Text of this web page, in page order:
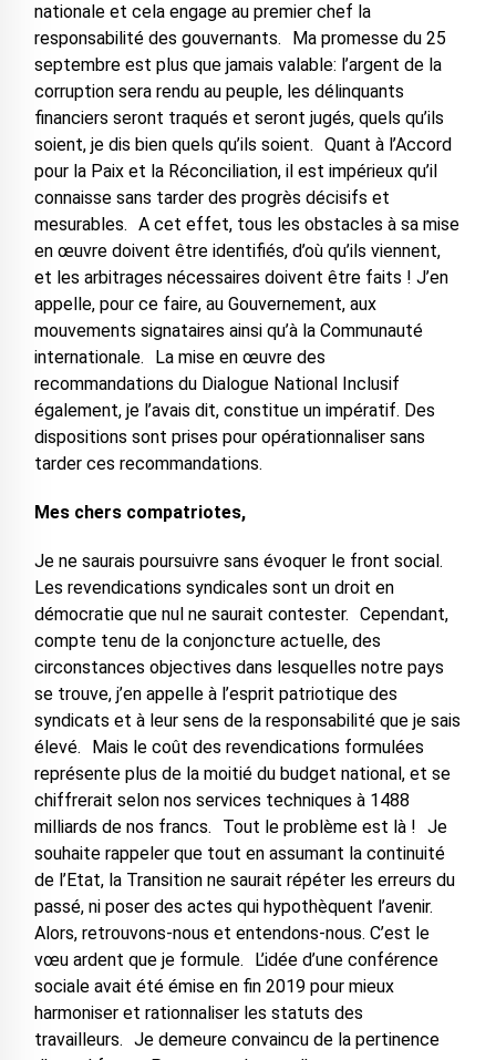
nationale et cela engage au premier chef la
responsabilité des gouvernants. Ma promesse du 25
septembre est plus que jamais valable: l’argent de la
corruption sera rendu au peuple, les délinquants
financiers seront traqués et seront jugés, quels qu’ils
soient, je dis bien quels qu’ils soient. Quant à l’Accord
pour la Paix et la Réconciliation, il est impérieux qu’il
connaisse sans tarder des progrès décisifs et
mesurables. A cet effet, tous les obstacles à sa mise
en œuvre doivent être identifiés, d’où qu’ils viennent,
et les arbitrages nécessaires doivent être faits ! J’en
appelle, pour ce faire, au Gouvernement, aux
mouvements signataires ainsi qu’à la Communauté
internationale. La mise en œuvre des
recommandations du Dialogue National Inclusif
également, je l’avais dit, constitue un impératif. Des
dispositions sont prises pour opérationnaliser sans
tarder ces recommandations.
Mes chers compatriotes,
Je ne saurais poursuivre sans évoquer le front social.
Les revendications syndicales sont un droit en
démocratie que nul ne saurait contester. Cependant,
compte tenu de la conjoncture actuelle, des
circonstances objectives dans lesquelles notre pays
se trouve, j’en appelle à l’esprit patriotique des
syndicats et à leur sens de la responsabilité que je sais
élevé. Mais le coût des revendications formulées
représente plus de la moitié du budget national, et se
chiffrerait selon nos services techniques à 1488
milliards de nos francs. Tout le problème est là ! Je
souhaite rappeler que tout en assumant la continuité
de l’Etat, la Transition ne saurait répéter les erreurs du
passé, ni poser des actes qui hypothèquent l’avenir.
Alors, retrouvons-nous et entendons-nous. C’est le
vœu ardent que je formule. L’idée d’une conférence
sociale avait été émise en fin 2019 pour mieux
harmoniser et rationnaliser les statuts des
travailleurs. Je demeure convaincu de la pertinence